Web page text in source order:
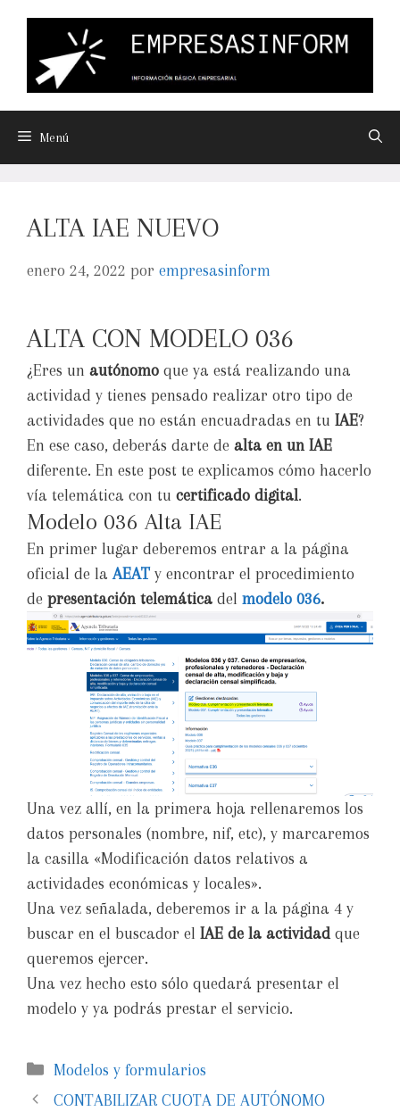
Menú
ALTA IAE NUEVO
enero 24, 2022 por empresasinform
ALTA CON MODELO 036
¿Eres un autónomo que ya está realizando una
actividad y tienes pensado realizar otro tipo de
actividades que no están encuadradas en tu IAE?
En ese caso, deberás darte de alta en un IAE
diferente. En este post te explicamos cómo hacerlo
vía telemática con tu certificado digital.
Modelo 036 Alta IAE
En primer lugar deberemos entrar a la página
oficial de laAEAT y encontrar el procedimiento
de presentación telemática del modelo 036.
Una vez allí, en la primera hoja rellenaremos los
datos personales (nombre, nif, etc), y marcaremos
la casilla «Modificación datos relativos a
actividades económicas y locales».
Una vez señalada, deberemos ir a la página 4 y
buscar en el buscador el IAE de la actividad que
queremos ejercer.
Una vez hecho esto sólo quedará presentar el
modelo y ya podrás prestar el servicio.
Modelos y formularios
CONTABILIZAR CUOTA DE AUTÓNOMO